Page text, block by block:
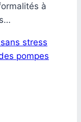
à
stress
pompes